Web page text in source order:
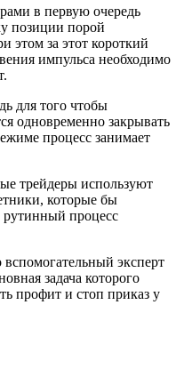
в первую очередь
позиции порой
этом за этот короткий
импульса необходимо
для того чтобы
одновременно закрывать
процесс занимает
трейдеры используют
которые бы
рутинный процесс
эксперт
задача которого
профит и стоп приказ у